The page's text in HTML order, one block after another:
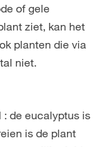
of gele
ziet, kan het
planten die via
niet.
: de eucalyptus is
is de plant